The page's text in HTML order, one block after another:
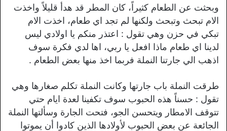
وبحثت عن الطعام كثيراً، كان المطر قد هدأ قليلاً واخذت
الام تبحث وتبحث ولكنها لم تجد اي طعام، اخذت الام
تبكي في حزن وهي تقول : اعتذر منكم يا اولادي ليس
لدينا اي طعام ماذا افعل يا ربي، اها لدي فكرة سوف
اذهب الي جارتنا النملة فربما اخذ منها بعض الطعام .
طرقت النملة باب جارتها وكانت النملة تكلم صغارها وهي
تقول : حسناً هذه الحبوب سوف تكفينا لعدة ايام حتي
تتوقف الامطار ويتحسن الجو، فتحت الجارة وسألتها النملة
الجائعة عن بعض الحبوب لأولادها الذين كادوا أن يموتوا